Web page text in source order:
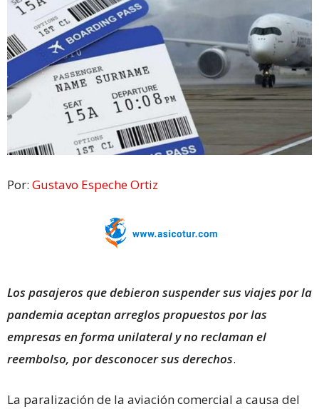
Por: Gustavo Espeche Ortiz
Los pasajeros que debieron suspender sus viajes por la
pandemia aceptan arreglos propuestos por las
empresas en forma unilateral y no reclaman el
reembolso, por desconocer sus derechos.
La paralización de la aviación comercial a causa del